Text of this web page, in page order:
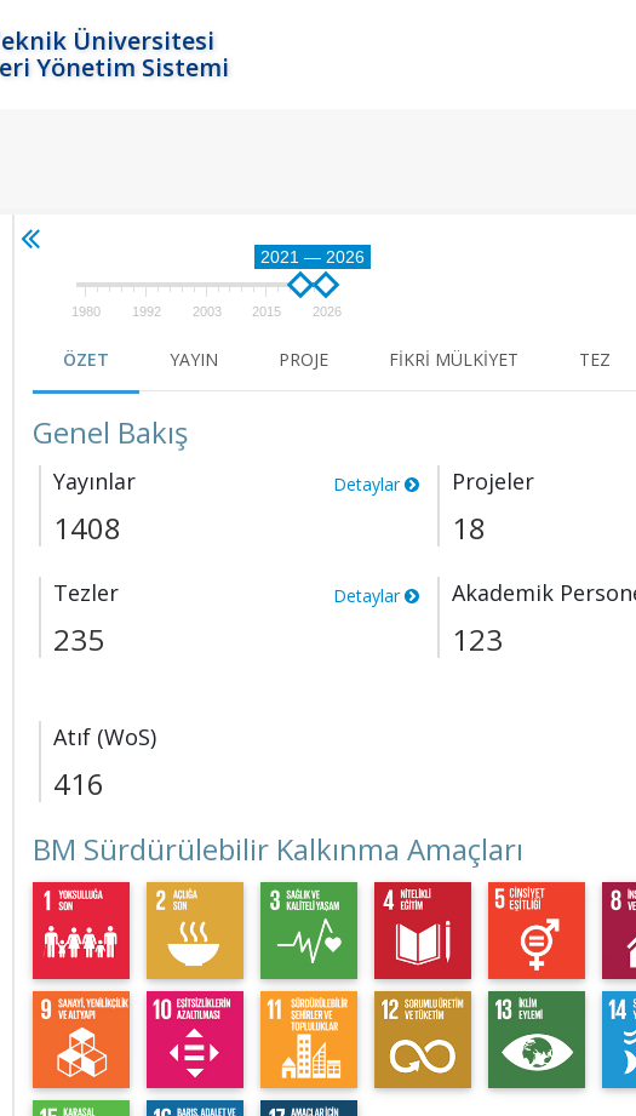
Üniversitesi
Yönetim Sistemi
2021 — 2026
1980 1992 2003 2015 2026
ÖZET YAYIN PROJE FIKRI MÜLKIYET TEZ
Genel Bakış
Yayınlar Detaylar
1408
Projeler
18
Tezler Detaylar
235
Akademik
123
Atıf (WoS)
416
BM Sürdürülebilir Kalkınma Amaçları